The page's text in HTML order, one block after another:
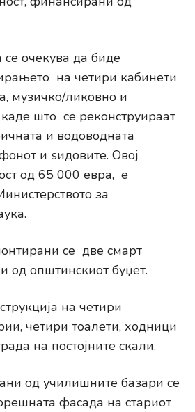
очекува да биде
на четири кабинети
музичко/ликовно и
што се реконструираат
и водоводната
и ѕидовите. Овој
од 65 000 евра, е
за
се две смарт
од општинскиот буџет.
на четири
четири тоалети, ходници
на постојните скали.
од училишните базари се
фасада на стариот